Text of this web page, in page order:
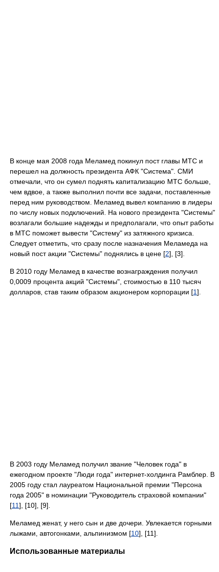
В конце мая 2008 года Меламед покинул пост главы МТС и
перешел на должность президента АФК "Система". СМИ
отмечали, что он сумел поднять капитализацию МТС больше,
чем вдвое, а также выполнил почти все задачи, поставленные
перед ним руководством. Меламед вывел компанию в лидеры
по числу новых подключений. На нового президента "Системы"
возлагали большие надежды и предполагали, что опыт работы
в МТС поможет вывести "Систему" из затяжного кризиса.
Следует отметить, что сразу после назначения Меламеда на
новый пост акции "Системы" поднялись в цене [2], [3].
В 2010 году Меламед в качестве вознаграждения получил
0,0009 процента акций "Системы", стоимостью в 110 тысяч
долларов, став таким образом акционером корпорации [1].
В 2003 году Меламед получил звание "Человек года" в
ежегодном проекте "Люди года" интернет-холдинга Рамблер. В
2005 году стал лауреатом Национальной премии "Персона
года 2005" в номинации "Руководитель страховой компании"
[11], [10], [9].
Меламед женат, у него сын и две дочери. Увлекается горными
лыжами, автогонками, альпинизмом [10], [11].
Использованные материалы